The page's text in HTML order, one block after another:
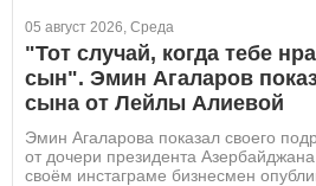
05 август 2026, Среда
"Тот случай, когда тебе
сын". Эмин Агаларов
сына от Лейлы Алиевой
Эмин Агаларова показал своего
от дочери президента
своём инстаграме бизнесмен